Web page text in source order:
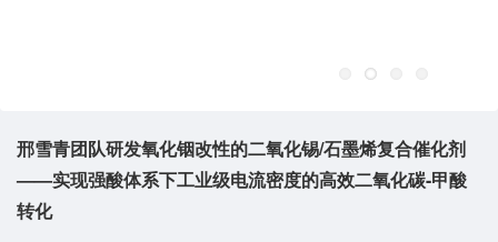
邢雪青团队研发氧化铟改性的二氧化锡/石墨烯复合催化剂
——实现强酸体系下工业级电流密度的高效二氧化碳-甲酸
转化